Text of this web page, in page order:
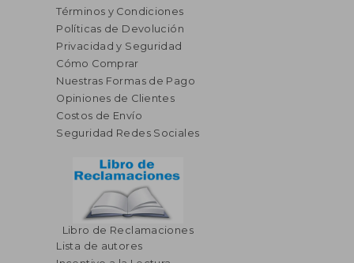
Términos y Condiciones
Políticas de Devolución
Privacidad y Seguridad
Cómo Comprar
Nuestras Formas de Pago
Opiniones de Clientes
Costos de Envío
Seguridad Redes Sociales
Libro de Reclamaciones
Lista de autores